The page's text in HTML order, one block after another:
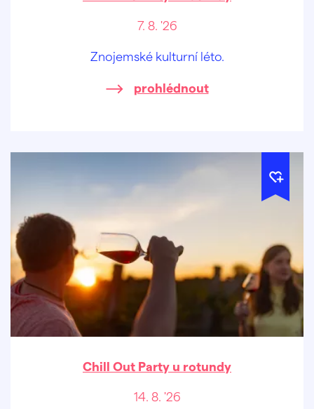
7. 8. '26
Znojemské kulturní léto.
prohlédnout
Chill Out Party u rotundy
14. 8. '26